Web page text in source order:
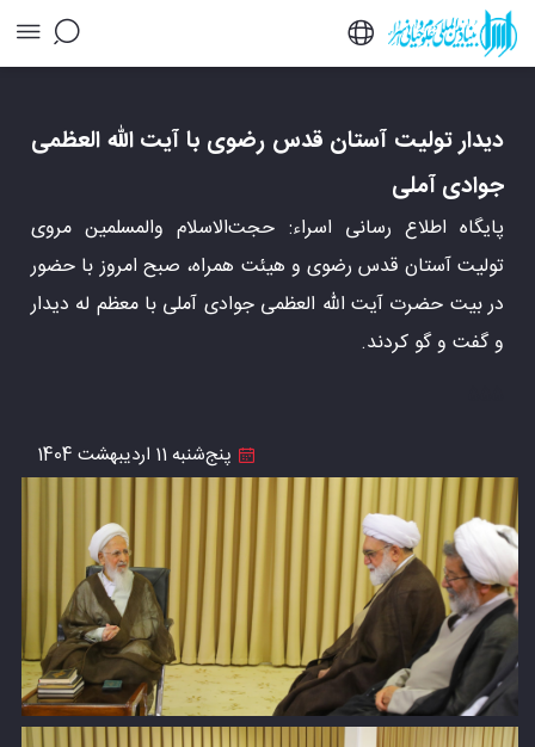
دیدار تولیت آستان قدس رضوی با آیت الله العظمی
جوادی آملی
پایگاه اطلاع رسانی اسراء: حجت‌الاسلام والمسلمین مروی
تولیت آستان قدس رضوی و هیئت همراه، صبح امروز با حضور
در بیت حضرت آیت الله العظمی جوادی آملی با معظم له دیدار
و گفت و گو کردند.
پنج‌شنبه 11 اردیبهشت 1404